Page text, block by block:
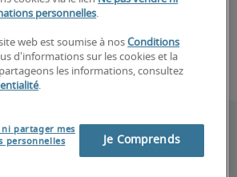
votre prochain emploi
personnelles.
web est soumise à nosConditions
d'informations sur les cookies et la
les informations, consultez
.
ni partager mes
personnelles
Je Comprends